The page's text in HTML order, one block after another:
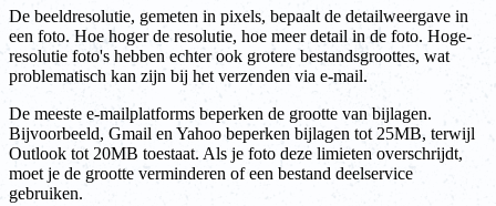
De beeldresolutie, gemeten in pixels, bepaalt de detailweergave in
een foto. Hoe hoger de resolutie, hoe meer detail in de foto. Hoge-
resolutie foto's hebben echter ook grotere bestandsgroottes, wat
problematisch kan zijn bij het verzenden via e-mail.
De meeste e-mailplatforms beperken de grootte van bijlagen.
Bijvoorbeeld, Gmail en Yahoo beperken bijlagen tot 25MB, terwijl
Outlook tot 20MB toestaat. Als je foto deze limieten overschrijdt,
moet je de grootte verminderen of een bestand deelservice
gebruiken.